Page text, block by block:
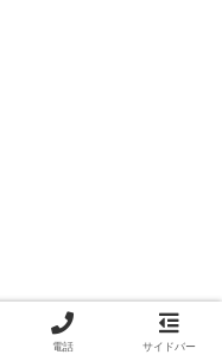
電話 サイドバー